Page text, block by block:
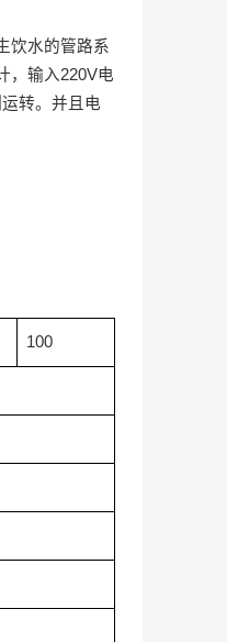
饮水的管路系
，输入220V电
转。并且电
100